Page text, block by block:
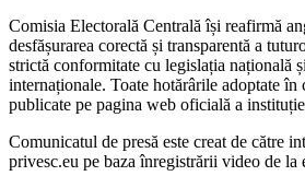
Comisia Electorală Centrală își reafirmă
desfășurarea corectă și transparentă a
strictă conformitate cu legislația națională
internaționale. Toate hotărârile adoptate
publicate pe pagina web oficială a
Comunicatul de presă este creat de către
privesc.eu pe baza înregistrării video de la